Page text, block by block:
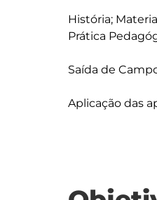
História;
Prática
Saída de